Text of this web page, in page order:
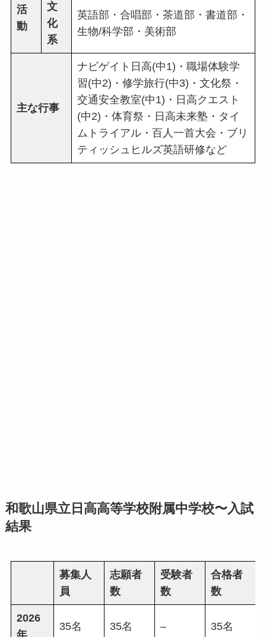
活
動
文
化
系
英語部・合唱部・茶道部・書道部・
生物/科学部・美術部
主な行事
ナビゲイト日高(中1)・職場体験学
習(中2)・修学旅行(中3)・文化祭・
交通安全教室(中1)・日高クエスト
(中2)・体育祭・日高未来塾・タイ
ムトライアル・百人一首大会・ブリ
ティッシュヒルズ英語研修など
和歌山県立日高高等学校附属中学校〜入試
結果
募集人
員
志願者
数
受験者
数
合格者
数
2026
年
35名 35名 – 35名